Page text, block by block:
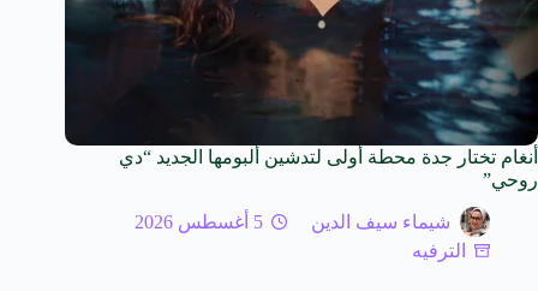
أنغام تختار جدة محطة أولى لتدشين ألبومها الجديد “دي
روحي”
شيماء سيف الدين
5 أغسطس 2026
الترفيه